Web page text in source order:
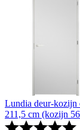
Lundia deur-kozijn
211,5 cm (kozijn